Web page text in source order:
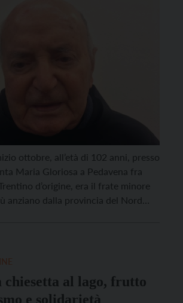
ottobre, all’età di 102 anni, presso
Maria Gloriosa a Pedavena fra
d’origine, era il frate minore
anziano dalla provincia del Nord
chiesetta al lago, frutto
e solidarietà